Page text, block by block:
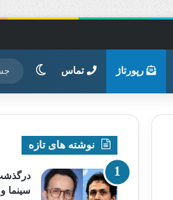
رپورتاژ تماس تغییر
نوشته های تازه
درگذشت
سینما